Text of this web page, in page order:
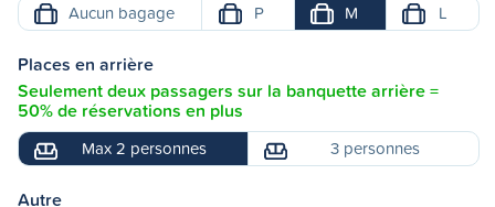
Aucun bagage P M L
Places en arrière
Seulement deux passagers sur la banquette arrière =
50% de réservations en plus
Max 2 personnes 3 personnes
Autre